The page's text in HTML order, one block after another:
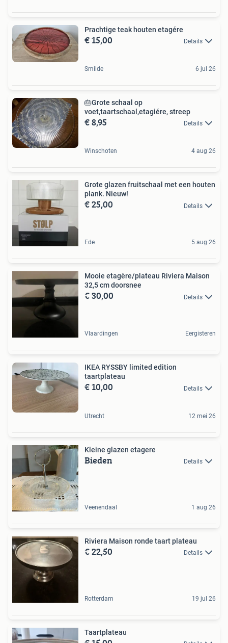
Prachtige teak houten etagére
€ 15,00 Details
Smilde 6 jul 26
🎂Grote schaal op
voet,taartschaal,etagiére, streep
€ 8,95 Details
Winschoten 4 aug 26
Grote glazen fruitschaal met een houten
plank. Nieuw!
€ 25,00 Details
Ede 5 aug 26
Mooie etagère/plateau Riviera Maison
32,5 cm doorsnee
€ 30,00 Details
Vlaardingen Eergisteren
IKEA RYSSBY limited edition
taartplateau
€ 10,00 Details
Utrecht 12 mei 26
Kleine glazen etagere
Bieden Details
Veenendaal 1 aug 26
Riviera Maison ronde taart plateau
€ 22,50 Details
Rotterdam 19 jul 26
Taartplateau